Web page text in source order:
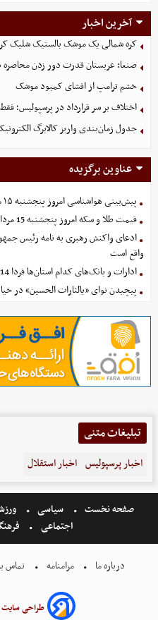
آخرین اخبار
کره شمالی یک موشک بالستیک شلیک
صنعا: عربستان قدرت دور زدن محاصره
خشم ترامپ از افشای کمبود موشک
اختلاف بر سر قرارداد در پرسپولیس؛
جدول زمان‌بندی واریز کالابرگ
عناوین برگزیده
پیش‌بینی هواشناسی امروز پنجشنبه ۱۵ مرداد ۱۴۰۵
قیمت طلا و سکه امروز پنجشنبه 15 مرداد 1405+ جدول
ادعای واکنش رهبری به نامه رئیس
واقع است
ادارات و بانک‌های کدام استان‌ها فردا 14 مرداد تعطیل هستند؟
پیچیدن نوای «یالثارات الحسین» در
تبلیغات متنی
اخبار پرسپولیس اخبار استقلال
صفحه نخست سیاسی
اجتماعی
درباره ما مرامنامه تماس
طراحی سایت